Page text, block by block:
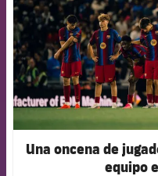
Una oncena de
equipo